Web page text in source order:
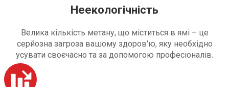
Неекологічність
Велика кількість метану, що міститься в ямі – це
серйозна загроза вашому здоров'ю, яку необхідно
усувати своєчасно та за допомогою професіоналів.